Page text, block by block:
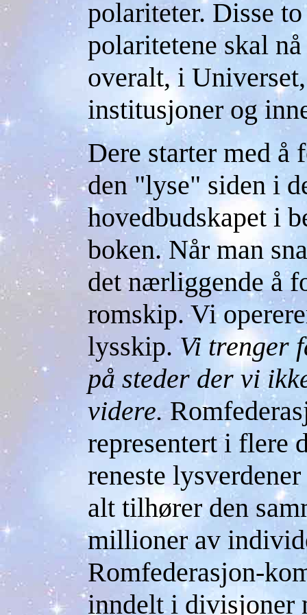
polariteter. Disse
polaritetene skal
overalt, i
institusjoner og
Dere starter med å
den "lyse" siden i
hovedbudskapet i
boken. Når man
det nærliggende å
romskip. Vi
lysskip.Vi trenger
på steder der vi
videre.
representert i flere
reneste
alt tilhører den
millioner av
Romfederasjon-
inndelt i divisjoner